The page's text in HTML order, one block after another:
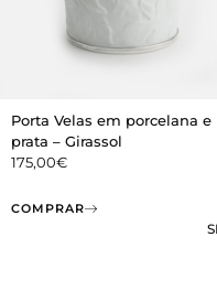
Porta Velas em porcelana e
prata – Girassol
175,00€
COMPRAR